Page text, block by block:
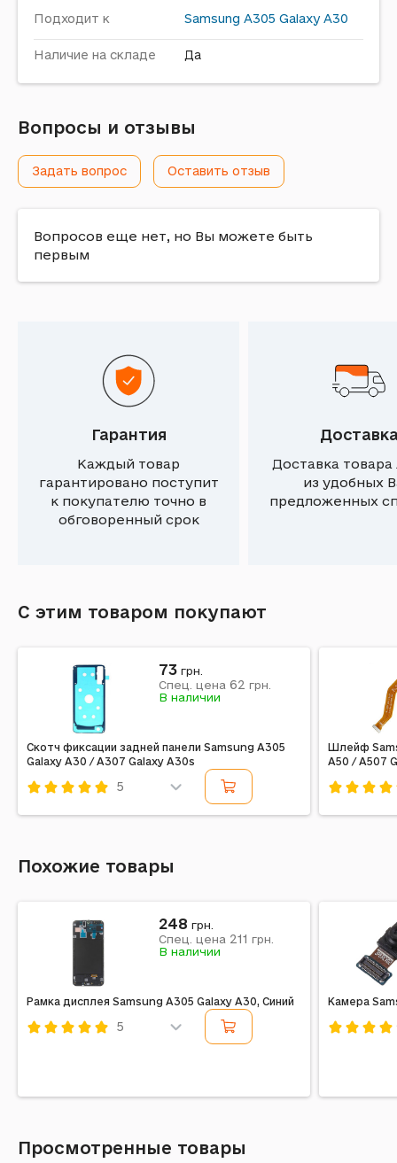
Подходит к Samsung A305 Galaxy A30
Наличие на складе Да
Вопросы и отзывы
Задать вопрос Оставить отзыв
Вопросов еще нет, но Вы можете быть
первым
Гарантия
Каждый товар
гарантировано поступит
к покупателю точно в
обговоренный срок
Доставка
из удобных
предложенных
С этим товаром покупают
Скотч фиксации задней панели Samsung A305
Galaxy A30 / A307 Galaxy A30s
5
73 грн.
Спец. цена 62 грн.
В наличии
Шлейф
A50 / A507
Похожие товары
Рамка дисплея Samsung A305 Galaxy A30, Синий
5
248 грн.
Спец. цена 211 грн.
В наличии
Камера
Просмотренные товары